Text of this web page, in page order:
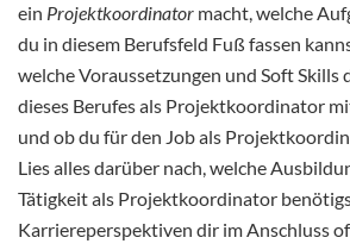
ein Projektkoordinator macht, welche
du in diesem Berufsfeld Fuß fassen
welche Voraussetzungen und Soft Skills
dieses Berufes als Projektkoordinator
und ob du für den Job als
Lies alles darüber nach, welche
Tätigkeit als Projektkoordinator
Karriereperspektiven dir im Anschluss